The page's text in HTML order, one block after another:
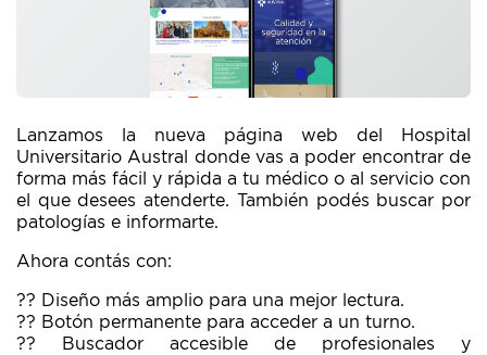
Lanzamos la nueva página web del Hospital
Universitario Austral donde vas a poder encontrar de
forma más fácil y rápida a tu médico o al servicio con
el que desees atenderte. También podés buscar por
patologías e informarte.
Ahora contás con:
?? Diseño más amplio para una mejor lectura.
?? Botón permanente para acceder a un turno.
?? Buscador accesible de profesionales y